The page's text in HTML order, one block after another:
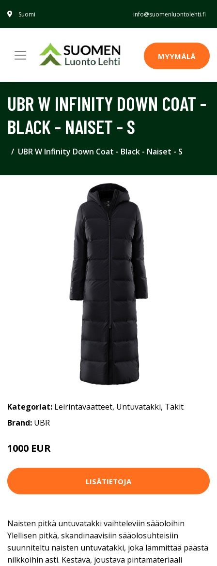
Suomi info@suomenluontolehti.fi
MYYMÄLÄ
UBR W INFINITY DOWN COAT -
BLACK - NAISET - S
UBR W Infinity Down Coat - Black - Naiset - S
Kategoriat: Leirintävaatteet, Untuvatakki, Takit
Brand: UBR
1000 EUR
LISÄTIETOJA
Naisten pitkä untuvatakki vaihteleviin sääoloihin
Ylellisen pitkä, skandinaavisiin sääolosuhteisiin
suunniteltu naisten untuvatakki, joka lämmittää päästä
nilkkoihin asti. Kestävä, joustava pintamateriaali